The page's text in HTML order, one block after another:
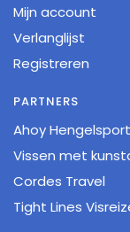
Mijn account
Verlanglijst
Registreren
PARTNERS
Ahoy
Vissen met
Cordes Travel
Tight Lines